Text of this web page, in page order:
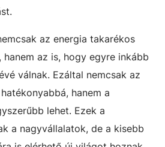
az energia takarékos
hanem az is, hogy egyre inkább
válnak. Ezáltal nemcsak az
hanem a
lehet. Ezek a
a nagyvállalatok, de a kisebb